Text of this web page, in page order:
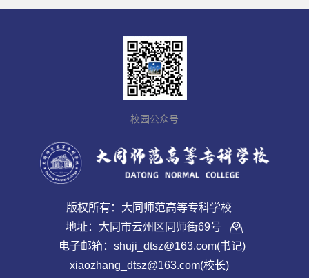
校园公众号
版权所有：大同师范高等专科学校
地址：大同市云州区同师街69号
电子邮箱：shuji_dtsz@163.com(书记)
xiaozhang_dtsz@163.com(校长)